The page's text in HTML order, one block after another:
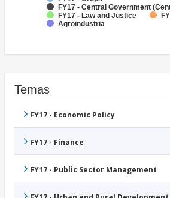
FY17 - Central Government
FY17 - Law and Justice
Agroindustria
Temas
FY17 - Economic Policy
FY17 - Finance
FY17 - Public Sector Management